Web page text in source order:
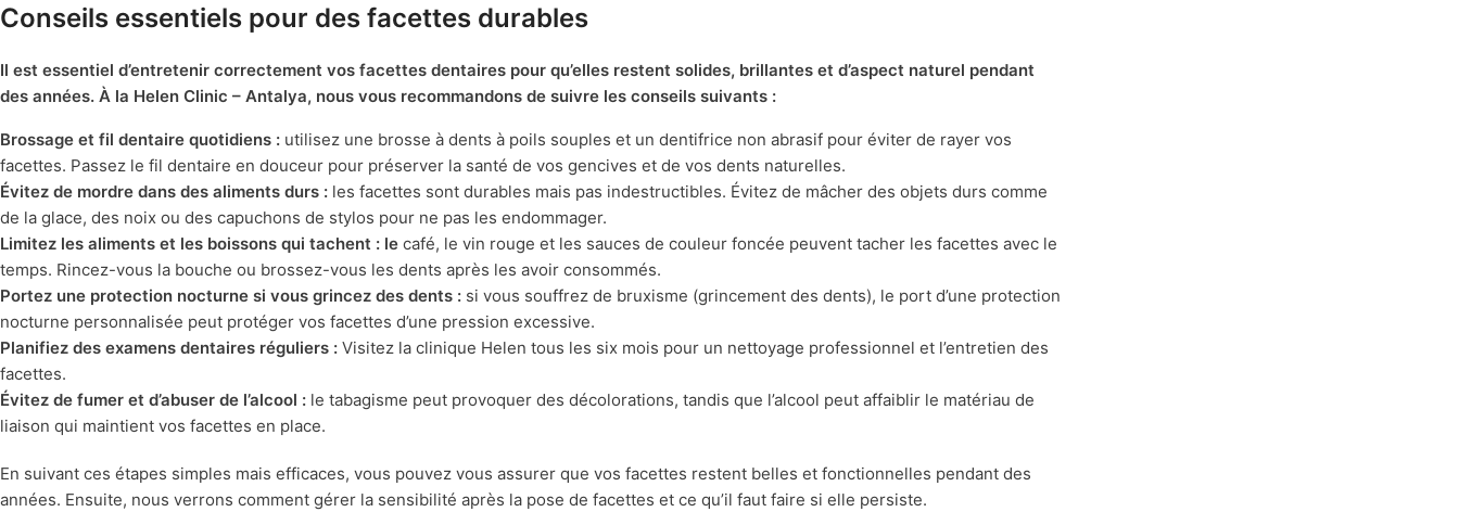
Conseils essentiels pour des facettes durables
Il est essentiel d’entretenir correctement vos facettes dentaires pour qu’elles restent solides, brillantes et d’aspect naturel pendant
des années. À la Helen Clinic – Antalya, nous vous recommandons de suivre les conseils suivants :
Brossage et fil dentaire quotidiens : utilisez une brosse à dents à poils souples et un dentifrice non abrasif pour éviter de rayer vos
facettes. Passez le fil dentaire en douceur pour préserver la santé de vos gencives et de vos dents naturelles.
Évitez de mordre dans des aliments durs : les facettes sont durables mais pas indestructibles. Évitez de mâcher des objets durs comme
de la glace, des noix ou des capuchons de stylos pour ne pas les endommager.
Limitez les aliments et les boissons qui tachent : le café, le vin rouge et les sauces de couleur foncée peuvent tacher les facettes avec le
temps. Rincez-vous la bouche ou brossez-vous les dents après les avoir consommés.
Portez une protection nocturne si vous grincez des dents : si vous souffrez de bruxisme (grincement des dents), le port d’une protection
nocturne personnalisée peut protéger vos facettes d’une pression excessive.
Planifiez des examens dentaires réguliers : Visitez la clinique Helen tous les six mois pour un nettoyage professionnel et l’entretien des
facettes.
Évitez de fumer et d’abuser de l’alcool : le tabagisme peut provoquer des décolorations, tandis que l’alcool peut affaiblir le matériau de
liaison qui maintient vos facettes en place.
En suivant ces étapes simples mais efficaces, vous pouvez vous assurer que vos facettes restent belles et fonctionnelles pendant des
années. Ensuite, nous verrons comment gérer la sensibilité après la pose de facettes et ce qu’il faut faire si elle persiste.